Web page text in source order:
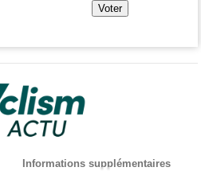
Informations supplémentaires